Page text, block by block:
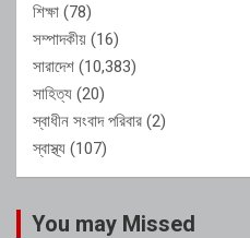
শিক্ষা (78)
সম্পাদকীয় (16)
সারাদেশ (10,383)
সাহিত্য (20)
স্বাধীন সংবাদ পরিবার (2)
স্বাস্থ্য (107)
You may Missed